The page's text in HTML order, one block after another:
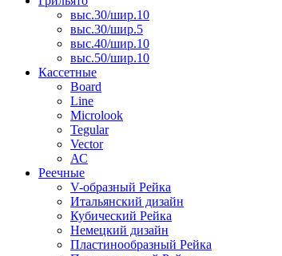
выс.30/шир.10
выс.30/шир.5
выс.40/шир.10
выс.50/шир.10
Кассетные
Board
Line
Microlook
Tegular
Vector
АС
Реечные
V-образный Рейка
Итальянский дизайн
Кубический Рейка
Немецкий дизайн
Пластинообразный Рейка